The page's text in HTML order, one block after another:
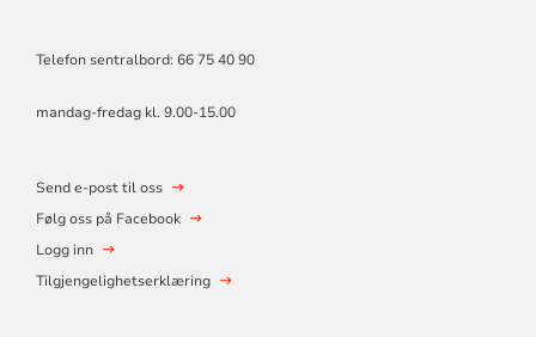
Telefon sentralbord: 66 75 40 90
mandag-fredag kl. 9.00-15.00
Send e-post til oss
Følg oss på Facebook
Logg inn
Tilgjengelighetserklæring